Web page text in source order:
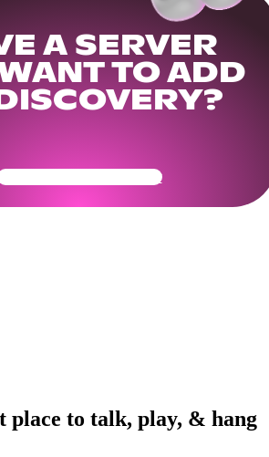
A SERVER
TO ADD
Your Community Ready
place to talk, play, & hang